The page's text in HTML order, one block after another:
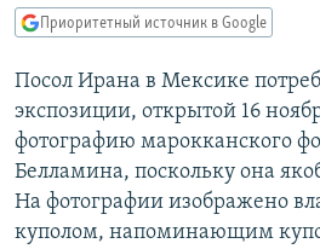
Вернутся
поиску
КАВКАЗ.РЕАЛИИ
СЕВЕР.РЕАЛИИ
СИБИРЬ.РЕАЛИИ
РАСПИСАНИЕ ВЕЩАНИЯ
ПОДПИШИТЕСЬ НА РАССЫЛКУ
Приоритетный источник в Google
Посол Ирана в Мексике
экспозиции, открытой 16
фотографию марокканского
Белламина, поскольку она
На фотографии изображено
куполом, напоминающим